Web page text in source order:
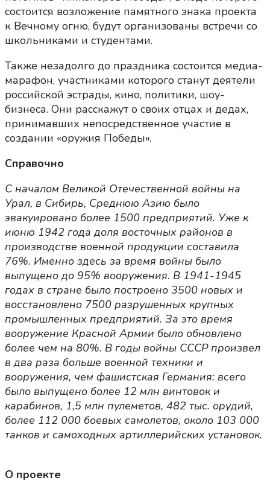
состоится возложение памятного знака проекта
к Вечному огню, будут организованы встречи со
школьниками и студентами.
Также незадолго до праздника состоится медиа-
марафон, участниками которого станут деятели
российской эстрады, кино, политики, шоу-
бизнеса. Они расскажут о своих отцах и дедах,
принимавших непосредственное участие в
создании «оружия Победы».
Справочно
С началом Великой Отечественной войны на
Урал, в Сибирь, Среднюю Азию было
эвакуировано более 1500 предприятий. Уже к
июню 1942 года доля восточных районов в
производстве военной продукции составила
76%. Именно здесь за время войны было
выпущено до 95% вооружения. В 1941-1945
годах в стране было построено 3500 новых и
восстановлено 7500 разрушенных крупных
промышленных предприятий. За это время
вооружение Красной Армии было обновлено
более чем на 80%. В годы войны СССР произвел
в два раза больше военной техники и
вооружения, чем фашистская Германия: всего
было выпущено более 12 млн винтовок и
карабинов, 1,5 млн пулеметов, 482 тыс. орудий,
более 112 000 боевых самолетов, около 103 000
танков и самоходных артиллерийских установок.
О проекте